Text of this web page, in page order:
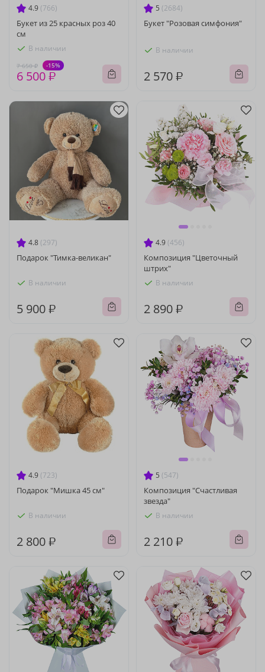
4.9 (766)
Букет из 25 красных роз 40
см
В наличии
7 650 ₽ -15%
6 500 ₽
5 (2684)
Букет "Розовая симфония"
В наличии
2 570 ₽
4.8 (297)
Подарок "Тимка-великан"
В наличии
5 900 ₽
4.9 (456)
Композиция "Цветочный
штрих"
В наличии
2 890 ₽
4.9 (723)
Подарок "Мишка 45 см"
В наличии
2 800 ₽
5 (547)
Композиция "Счастливая
звезда"
В наличии
2 210 ₽